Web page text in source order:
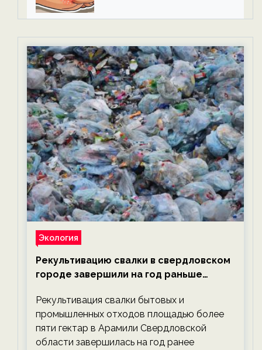
Экология
Рекультивацию свалки в свердловском
городе завершили на год раньше
экологии на ECOportal
Рекультивация свалки бытовых и
промышленных отходов площадью более
пяти гектар в Арамили Свердловской
области завершилась на год ранее